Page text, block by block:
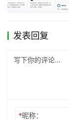
发表回复
*昵称：